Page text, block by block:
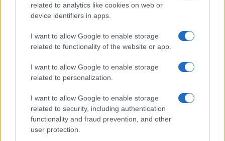
related to analytics like cookies on web or
device identifiers in apps.
I want to allow Google to enable storage
related to functionality of the website or app.
I want to allow Google to enable storage
related to personalization.
I want to allow Google to enable storage
related to security, including authentication
functionality and fraud prevention, and other
user protection.